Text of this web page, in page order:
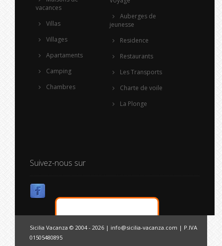
vacances
Villas
Villages
Apartaments
Camping
Chambres
Auberges de
jeunesse
Residence
Restaurants
Les Transports
Charte de voile
La Plonge
Suivez-nous sur
Sicilia Vacanza © 2004 - 2026 | info@sicilia-vacanza.com | P.IVA
01505480895